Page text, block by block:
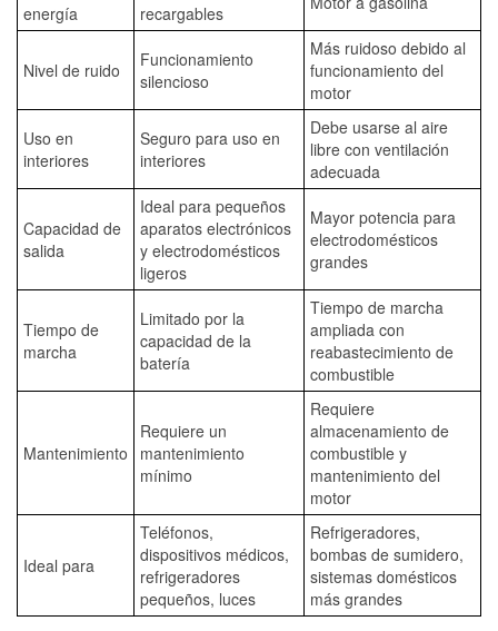
energía
recargables
Nivel de ruido
Funcionamiento
silencioso
Más ruidoso debido al
funcionamiento del
motor
Uso en
interiores
Seguro para uso en
interiores
Debe usarse al aire
libre con ventilación
adecuada
Capacidad de
salida
Ideal para pequeños
aparatos electrónicos
y electrodomésticos
ligeros
Mayor potencia para
electrodomésticos
grandes
Tiempo de
marcha
Limitado por la
capacidad de la
batería
Tiempo de marcha
ampliada con
reabastecimiento de
combustible
Mantenimiento
Requiere un
mantenimiento
mínimo
Requiere
almacenamiento de
combustible y
mantenimiento del
motor
Ideal para
Teléfonos,
dispositivos médicos,
refrigeradores
pequeños, luces
Refrigeradores,
bombas de sumidero,
sistemas domésticos
más grandes